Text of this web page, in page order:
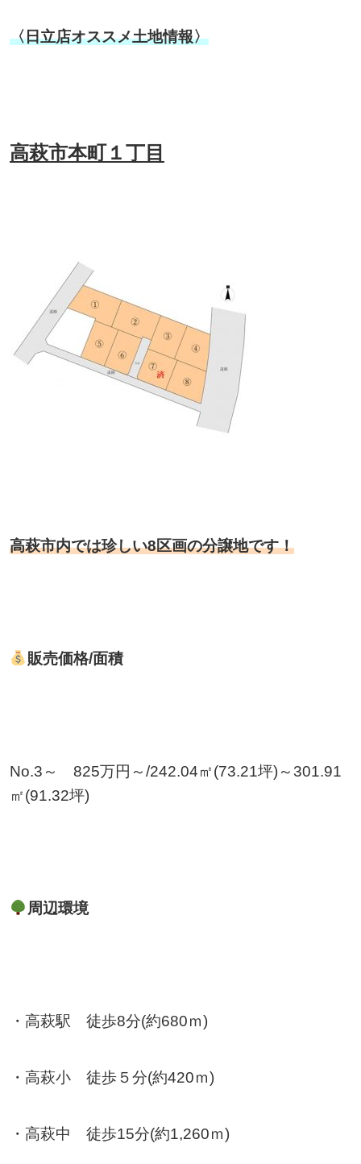
〈日立店オススメ土地情報〉
高萩市本町１丁目
高萩市内では珍しい8区画の分譲地です！
販売価格/面積
No.3～ 825万円～/242.04㎡(73.21坪)～301.91
㎡(91.32坪)
周辺環境
・高萩駅 徒歩8分(約680ｍ)
・高萩小 徒歩５分(約420ｍ)
・高萩中 徒歩15分(約1,260ｍ)